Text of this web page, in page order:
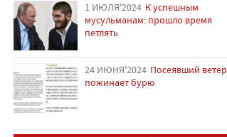
1 ИЮЛЯ'2024 К успешным
мусульманам: прошло время
петлять
24 ИЮНЯ'2024 Посеявший ветер
пожинает бурю